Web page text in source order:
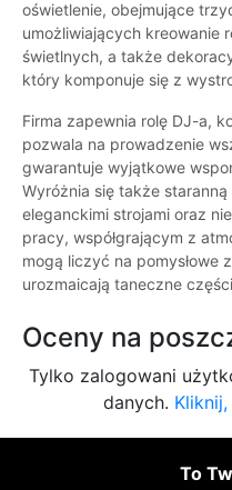
oświetlenie, obejmujące
umożliwiających kreowanie
świetlnych, a także
który komponuje się z
Firma zapewnia rolę DJ-a,
pozwala na prowadzenie
gwarantuje wyjątkowe
Wyróżnia się także
eleganckimi strojami oraz
pracy, współgrającym z
mogą liczyć na pomysłowe
urozmaicają taneczne
Oceny na
Tylko zalogowani
danych.
To